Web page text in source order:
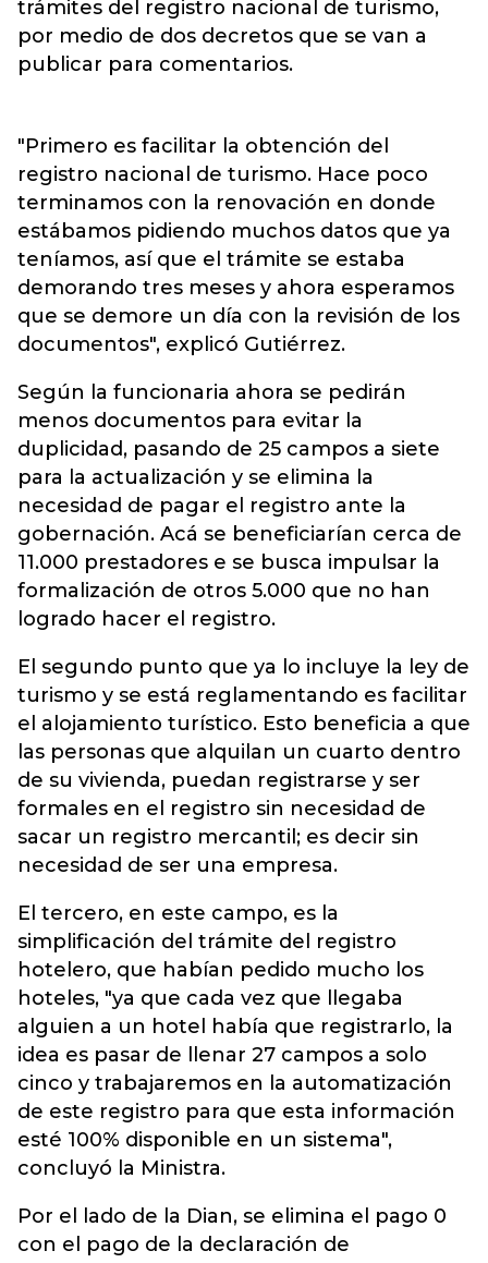
trámites del registro nacional de turismo,
por medio de dos decretos que se van a
publicar para comentarios.
"Primero es facilitar la obtención del
registro nacional de turismo. Hace poco
terminamos con la renovación en donde
estábamos pidiendo muchos datos que ya
teníamos, así que el trámite se estaba
demorando tres meses y ahora esperamos
que se demore un día con la revisión de los
documentos", explicó Gutiérrez.
Según la funcionaria ahora se pedirán
menos documentos para evitar la
duplicidad, pasando de 25 campos a siete
para la actualización y se elimina la
necesidad de pagar el registro ante la
gobernación. Acá se beneficiarían cerca de
11.000 prestadores e se busca impulsar la
formalización de otros 5.000 que no han
logrado hacer el registro.
El segundo punto que ya lo incluye la ley de
turismo y se está reglamentando es facilitar
el alojamiento turístico. Esto beneficia a que
las personas que alquilan un cuarto dentro
de su vivienda, puedan registrarse y ser
formales en el registro sin necesidad de
sacar un registro mercantil; es decir sin
necesidad de ser una empresa.
El tercero, en este campo, es la
simplificación del trámite del registro
hotelero, que habían pedido mucho los
hoteles, "ya que cada vez que llegaba
alguien a un hotel había que registrarlo, la
idea es pasar de llenar 27 campos a solo
cinco y trabajaremos en la automatización
de este registro para que esta información
esté 100% disponible en un sistema",
concluyó la Ministra.
Por el lado de la Dian, se elimina el pago 0
con el pago de la declaración de